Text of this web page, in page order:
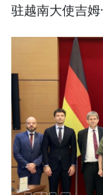
驻越南大使吉姆